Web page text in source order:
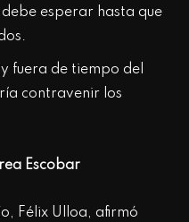
esperar hasta que
fuera de tiempo del
contravenir los
Escobar
Félix Ulloa, afirmó